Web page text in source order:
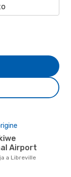
Airport
a Libreville